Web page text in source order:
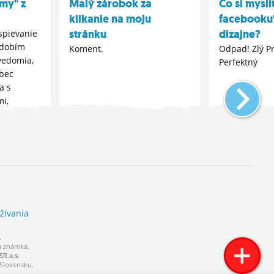
z
s
Malý zárobok za
klikanie na moju
stránku
Koment.
Čo si
dizajne?
Odpad! Zlý
Perfektný
známka.
a.s.